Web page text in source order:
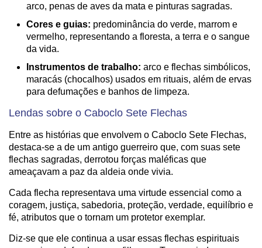
arco, penas de aves da mata e pinturas sagradas.
Cores e guias: predominância do verde, marrom e
vermelho, representando a floresta, a terra e o sangue
da vida.
Instrumentos de trabalho: arco e flechas simbólicos,
maracás (chocalhos) usados em rituais, além de ervas
para defumações e banhos de limpeza.
Lendas sobre o Caboclo Sete Flechas
Entre as histórias que envolvem o Caboclo Sete Flechas,
destaca-se a de um antigo guerreiro que, com suas sete
flechas sagradas, derrotou forças maléficas que
ameaçavam a paz da aldeia onde vivia.
Cada flecha representava uma virtude essencial como a
coragem, justiça, sabedoria, proteção, verdade, equilíbrio e
fé, atributos que o tornam um protetor exemplar.
Diz-se que ele continua a usar essas flechas espirituais